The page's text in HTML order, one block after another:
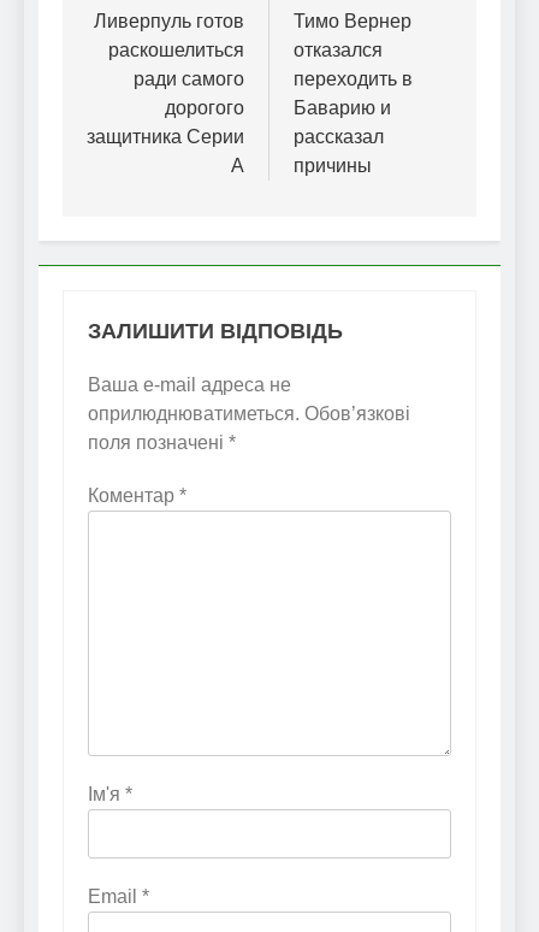
записів
Ливерпуль готов
раскошелиться
ради самого
дорогого
защитника Серии
А
Тимо Вернер
отказался
переходить в
Баварию и
рассказал
причины
ЗАЛИШИТИ ВІДПОВІДЬ
Ваша e-mail адреса не
оприлюднюватиметься. Обов’язкові
поля позначені *
Коментар *
Ім'я *
Email *